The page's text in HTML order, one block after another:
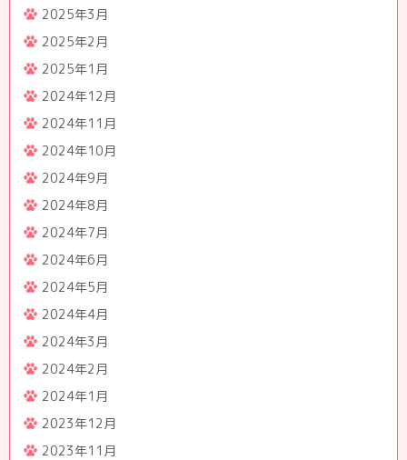
2025年3月
2025年2月
2025年1月
2024年12月
2024年11月
2024年10月
2024年9月
2024年8月
2024年7月
2024年6月
2024年5月
2024年4月
2024年3月
2024年2月
2024年1月
2023年12月
2023年11月